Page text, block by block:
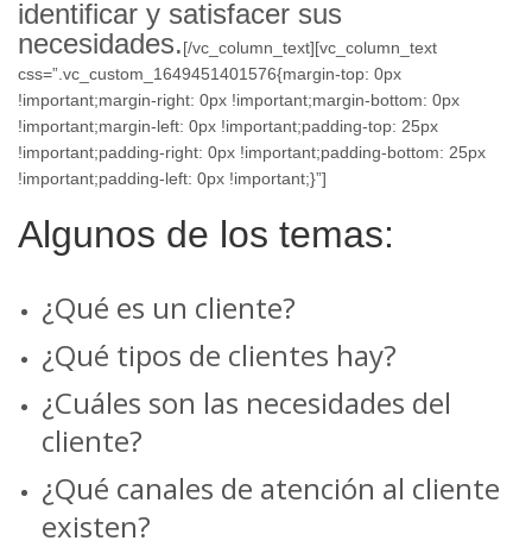
identificar y satisfacer sus
necesidades.[/vc_column_text][vc_column_text
css=”.vc_custom_1649451401576{margin-top: 0px
!important;margin-right: 0px !important;margin-bottom: 0px
!important;margin-left: 0px !important;padding-top: 25px
!important;padding-right: 0px !important;padding-bottom: 25px
!important;padding-left: 0px !important;}”]
Algunos de los temas:
¿Qué es un cliente?
¿Qué tipos de clientes hay?
¿Cuáles son las necesidades del
cliente?
¿Qué canales de atención al cliente
existen?